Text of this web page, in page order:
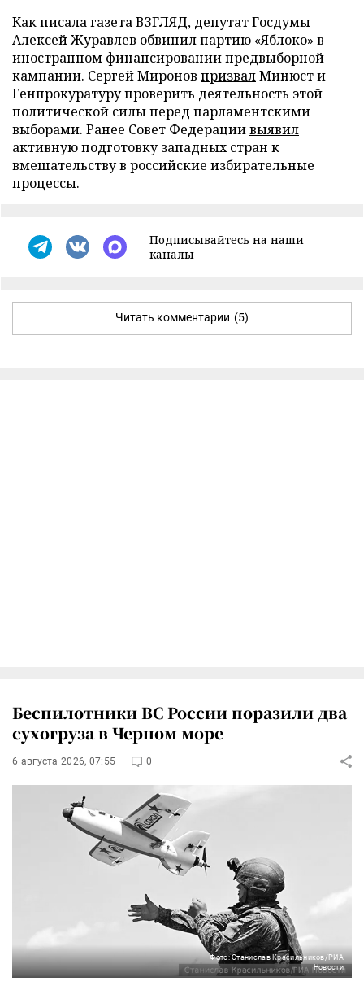
Как писала газета ВЗГЛЯД, депутат Госдумы
Алексей Журавлев обвинилпартию «Яблоко» в
иностранном финансировании предвыборной
кампании. Сергей Миронов призвалМинюст и
Генпрокуратуру проверить деятельность этой
политической силы перед парламентскими
выборами. Ранее Совет Федерациивыявил
активную подготовку западных стран к
вмешательству в российские избирательные
процессы.
Подписывайтесь на наши
каналы
Читать комментарии (5)
Беспилотники ВС России поразили два
сухогруза в Черном море
6 августа 2026, 07:55 0
Фото: Станислав Красильников/РИА
Новости